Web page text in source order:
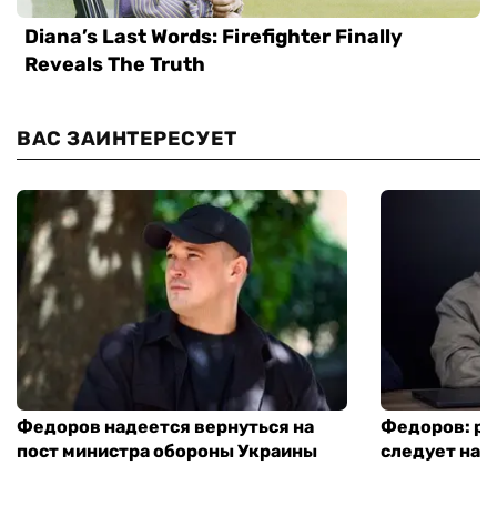
ВАС ЗАИНТЕРЕСУЕТ
Федоров надеется вернуться на
пост министра обороны Украины
Федоров:
следует